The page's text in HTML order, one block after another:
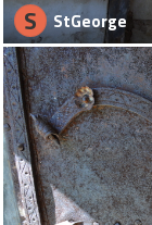
S StGeorge